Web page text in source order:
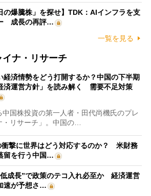
の爆騰株」を探せ】TDK：AIインフラを支
成長の再評…
一覧を見る
イナ・リサーチ
経済情勢をどう打開するか？中国の下半期
済運営方針」を読み解く 需要不足対策
国株投資の第一人者・田代尚機氏のプレ
・リサーチ」。中国の…
撃に世界はどう対応するのか？ 米財務
留を行う中国…
成長”で政策のテコ入れ必至か 経済運営
速が予想さ…